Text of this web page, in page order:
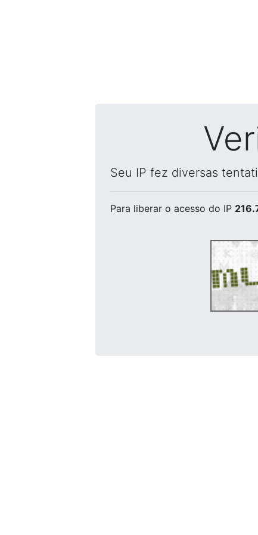
Seu IP fez diversas
Para liberar o acesso do IP